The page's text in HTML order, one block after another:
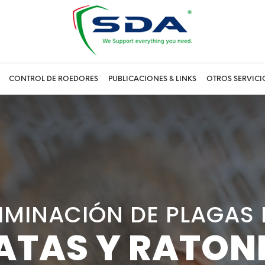
CONTROL DE ROEDORES PUBLICACIONES & LINKS OTROS
DE PLAGAS
Y
DE PLAGAS
Y
DE PLAGAS
Y